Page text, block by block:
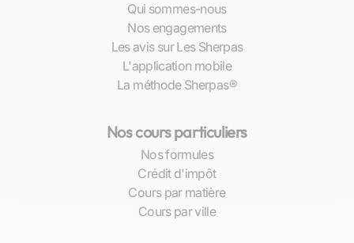
Personnalisation de l’enseignement et suivi
Dans la quête d’uneexcellence académique
chaque élève présente des besoins distincts et
C’est ici que les cours particuliers de SES
démontrent leur valeur inestimable. À Nevers,
nos professeurs certifiés adoptent une
approche personnaliséepour chaque étudiant,
assurant ainsi un enseignement sur mesure. Ils
s’attellent à comprendre les forces et les axes
Qui sommes-nous
Nos engagements
Les avis sur Les Sherpas
L'application mobile
La méthode Sherpas®
Nos cours particuliers
Nos formules
Crédit d'impôt
Cours par matière
Cours par ville